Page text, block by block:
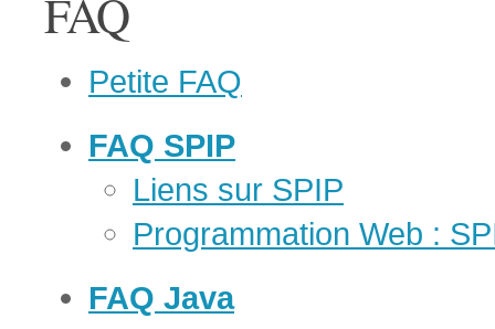
FAQ
Petite FAQ
FAQ SPIP
Liens sur SPIP
Programmation Web :
FAQ Java